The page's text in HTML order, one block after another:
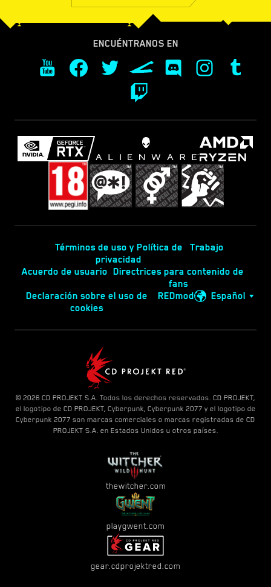
ENCUÉNTRANOS EN
Términos de uso y Política de
privacidad
Trabajo
Acuerdo de usuario Directrices para contenido de
fans
Declaración sobre el uso de
cookies
REDmod Español
© 2026 CD PROJEKT S.A. Todos los derechos reservados. CD PROJEKT,
el logotipo de CD PROJEKT, Cyberpunk, Cyberpunk 2077 y el logotipo de
Cyberpunk 2077 son marcas comerciales o marcas registradas de CD
PROJEKT S.A. en Estados Unidos u otros países.
thewitcher.com
playgwent.com
gear.cdprojektred.com